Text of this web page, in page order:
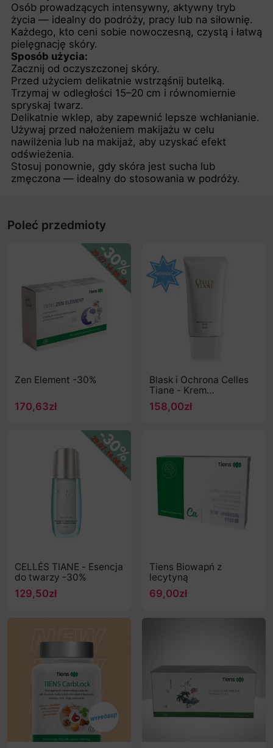
Osób prowadzących intensywny, aktywny tryb
życia — idealny do podróży, pracy lub na siłownię.
Każdego, kto ceni sobie nowoczesną, czystą i łatwą
pielęgnację skóry.
Sposób użycia:
Zacznij od oczyszczonej skóry.
Przed użyciem delikatnie wstrząśnij butelką.
Trzymaj w odległości 15–20 cm i równomiernie
spryskaj twarz.
Delikatnie wklep, aby zapewnić lepsze wchłanianie.
Używaj przed nałożeniem makijażu w celu
nawilżenia lub na makijaż, aby uzyskać efekt
odświeżenia.
Stosuj ponownie, gdy skóra jest sucha lub
zmęczona — idealny do stosowania w podróży.
Poleć przedmioty
Zen Element -30%
170,63zł
Blask i Ochrona Celles
Tiane - Krem
nawilżający z filtrem
SPF50
158,00zł
CELLÉS TIANE - Esencja
do twarzy -30%
129,50zł
Tiens Biowapń z
lecytyną
69,00zł